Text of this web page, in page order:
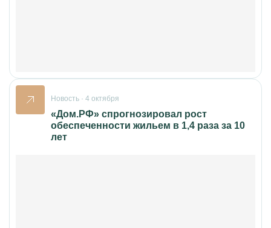
Новость · 4 октября
«Дом.РФ» спрогнозировал рост
обеспеченности жильем в 1,4 раза за 10
лет